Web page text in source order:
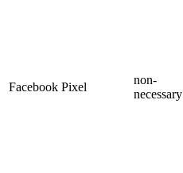
Facebook Pixel
non-
necessary